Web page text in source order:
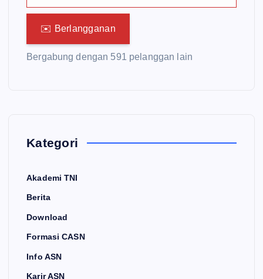
✉️ Berlangganan
Bergabung dengan 591 pelanggan lain
Kategori
Akademi TNI
Berita
Download
Formasi CASN
Info ASN
Karir ASN